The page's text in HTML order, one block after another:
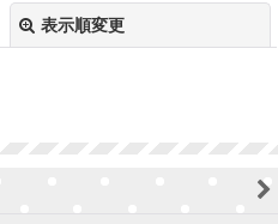
表示順変更